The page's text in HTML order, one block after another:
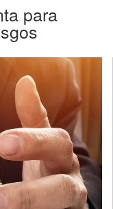
para